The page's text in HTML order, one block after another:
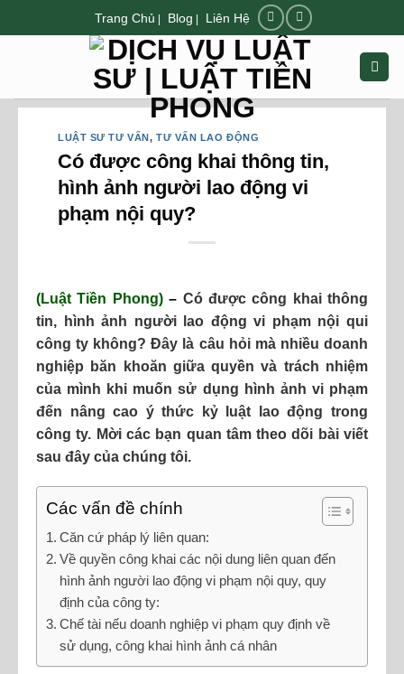
đến
Trang Chủ | Blog | Liên Hệ
LUẬT SƯ TƯ VẤN, TƯ VẤN LAO ĐỘNG
Có được công khai thông tin,
hình ảnh người lao động vi
phạm nội quy?
(Luật Tiền Phong)– Có được công khai thông
tin, hình ảnh người lao động vi phạm nội qui
công ty không? Đây là câu hỏi mà nhiều doanh
nghiệp băn khoăn giữa quyền và trách nhiệm
của mình khi muốn sử dụng hình ảnh vi phạm
đến nâng cao ý thức kỷ luật lao động trong
công ty. Mời các bạn quan tâm theo dõi bài viết
sau đây của chúng tôi.
Các vấn đề chính
Căn cứ pháp lý liên quan:
Về quyền công khai các nội dung liên quan đến
hình ảnh người lao động vi phạm nội quy, quy
định của công ty:
Chế tài nếu doanh nghiệp vi phạm quy định về
sử dụng, công khai hình ảnh cá nhân